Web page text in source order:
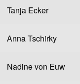
Tanja Ecker
Anna Tschirky
Nadine von Euw